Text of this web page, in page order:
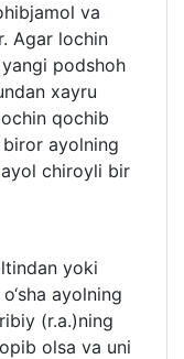
va
Agar lochin
yangi podshoh
xayru
qochib
ayolning
ayol chiroyli bir
yoki
ayolning
(r.a.)ning
olsa va uni